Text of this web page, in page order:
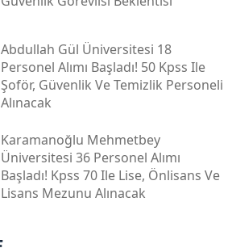
Abdullah Gül Üniversitesi 18
Personel Alımı Başladı! 50 Kpss Ile
Şoför, Güvenlik Ve Temizlik Personeli
Alınacak
Karamanoğlu Mehmetbey
Üniversitesi 36 Personel Alımı
Başladı! Kpss 70 Ile Lise, Önlisans Ve
Lisans Mezunu Alınacak